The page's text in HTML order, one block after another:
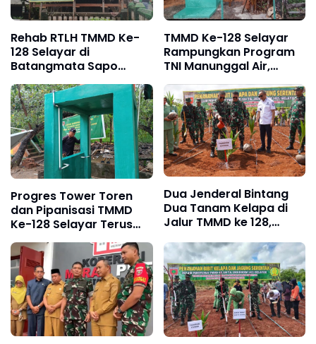
Rehab RTLH TMMD Ke-
128 Selayar di
Batangmata Sapo
Masuki Tahap
Penyelesaian
TMMD Ke-128 Selayar
Rampungkan Program
TNI Manunggal Air,
Warga Segera Nikmati
Pasokan Air Bersih
Stabil
Progres Tower Toren
dan Pipanisasi TMMD
Ke-128 Selayar Terus
Dikebut, 3 Titik
Rampung 100 Persen
Dua Jenderal Bintang
Dua Tanam Kelapa di
Jalur TMMD ke 128,
Selayar Ukir Sejarah
Baru